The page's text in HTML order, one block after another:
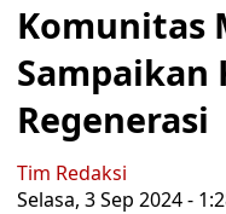
Komunitas
Regenerasi
Tim Redaksi
Selasa, 3 Sep 2024 -